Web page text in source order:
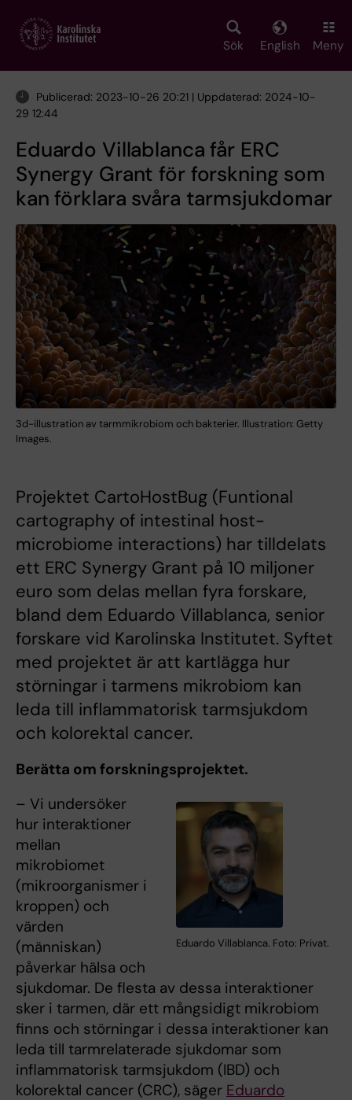
main
Sök English Meny
Publicerad: 2023-10-26 20:21 | Uppdaterad: 2024-10-
29 12:44
Eduardo Villablanca får ERC
Synergy Grant för forskning som
kan förklara svåra tarmsjukdomar
3d-illustration av tarmmikrobiom och bakterier. Illustration: Getty
Images.
Projektet CartoHostBug (Funtional
cartography of intestinal host-
microbiome interactions) har tilldelats
ett ERC Synergy Grant på 10 miljoner
euro som delas mellan fyra forskare,
bland dem Eduardo Villablanca, senior
forskare vid Karolinska Institutet. Syftet
med projektet är att kartlägga hur
störningar i tarmens mikrobiom kan
leda till inflammatorisk tarmsjukdom
och kolorektal cancer.
Berätta om forskningsprojektet.
Eduardo Villablanca. Foto: Privat.
– Vi undersöker
hur interaktioner
mellan
mikrobiomet
(mikroorganismer i
kroppen) och
värden
(människan)
påverkar hälsa och
sjukdomar. De flesta av dessa interaktioner
sker i tarmen, där ett mångsidigt mikrobiom
finns och störningar i dessa interaktioner kan
leda till tarmrelaterade sjukdomar som
inflammatorisk tarmsjukdom (IBD) och
kolorektal cancer (CRC), säger Eduardo